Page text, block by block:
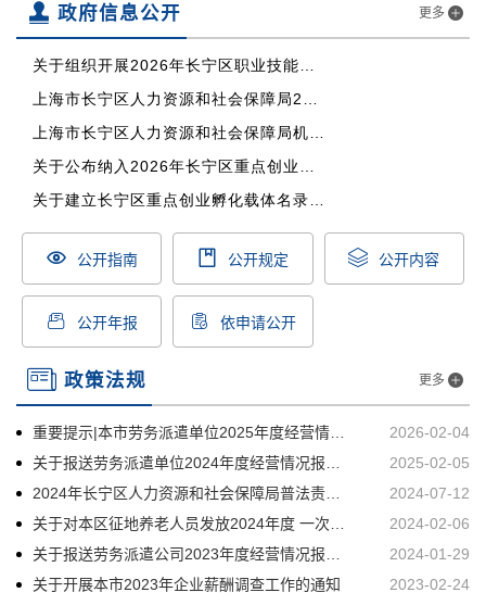
政府信息公开 更多
公开指南 公开规定 公开内容
公开年报 依申请公开
政策法规 更多
重要提示|本市劳务派遣单位2025年度经营情况报告已经启动
2026-02-04
关于报送劳务派遣单位2024年度经营情况报告的通知
2025-02-05
2024年长宁区人力资源和社会保障局普法责任清单
2024-07-12
关于对本区征地养老人员发放2024年度 一次性节日补助费的通知
2024-02-06
关于报送劳务派遣公司2023年度经营情况报告的通知
2024-01-29
关于开展本市2023年企业薪酬调查工作的通知
2023-02-24